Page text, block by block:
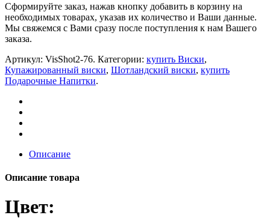
Сформируйте заказ, нажав кнопку добавить в корзину на
необходимых товарах, указав их количество и Ваши данные.
Мы свяжемся с Вами сразу после поступления к нам Вашего
заказа.
Артикул: VisShot2-76. Категории: купить Виски,
Купажированный виски, Шотландский виски, купить
Подарочные Напитки.
Описание
Описание товара
Цвет: